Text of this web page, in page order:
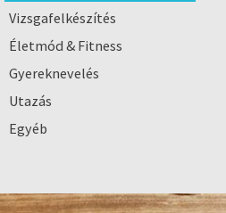
Vizsgafelkészítés
Életmód & Fitness
Gyereknevelés
Utazás
Egyéb